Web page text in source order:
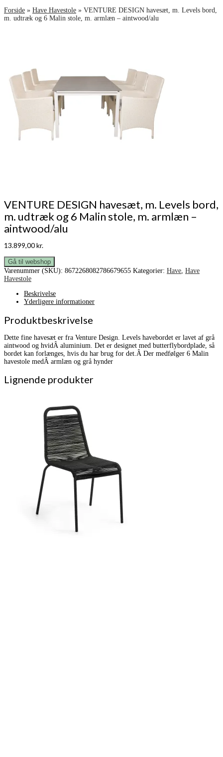
Forside » Have Havestole » VENTURE DESIGN havesæt, m. Levels bord,
m. udtræk og 6 Malin stole, m. armlæn – aintwood/alu
VENTURE DESIGN havesæt, m. Levels bord,
m. udtræk og 6 Malin stole, m. armlæn –
aintwood/alu
13.899,00kr.
Gå til webshop
Varenummer (SKU): 8672268082786679655 Kategorier: Have, Have
Havestole
Beskrivelse
Yderligere informationer
Produktbeskrivelse
Dette fine havesæt er fra Venture Design. Levels havebordet er lavet af grå
aintwood og hvidÂ aluminium. Det er designet med butterflybordplade, så
bordet kan forlænges, hvis du har brug for det.Â Der medfølger 6 Malin
havestole medÂ armlæn og grå hynder
Lignende produkter